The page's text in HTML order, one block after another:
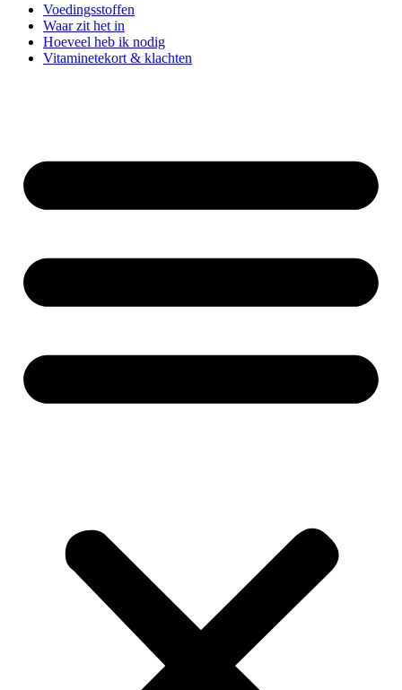
Voedingsstoffen
Waar zit het in
Hoeveel heb ik nodig
Vitaminetekort & klachten